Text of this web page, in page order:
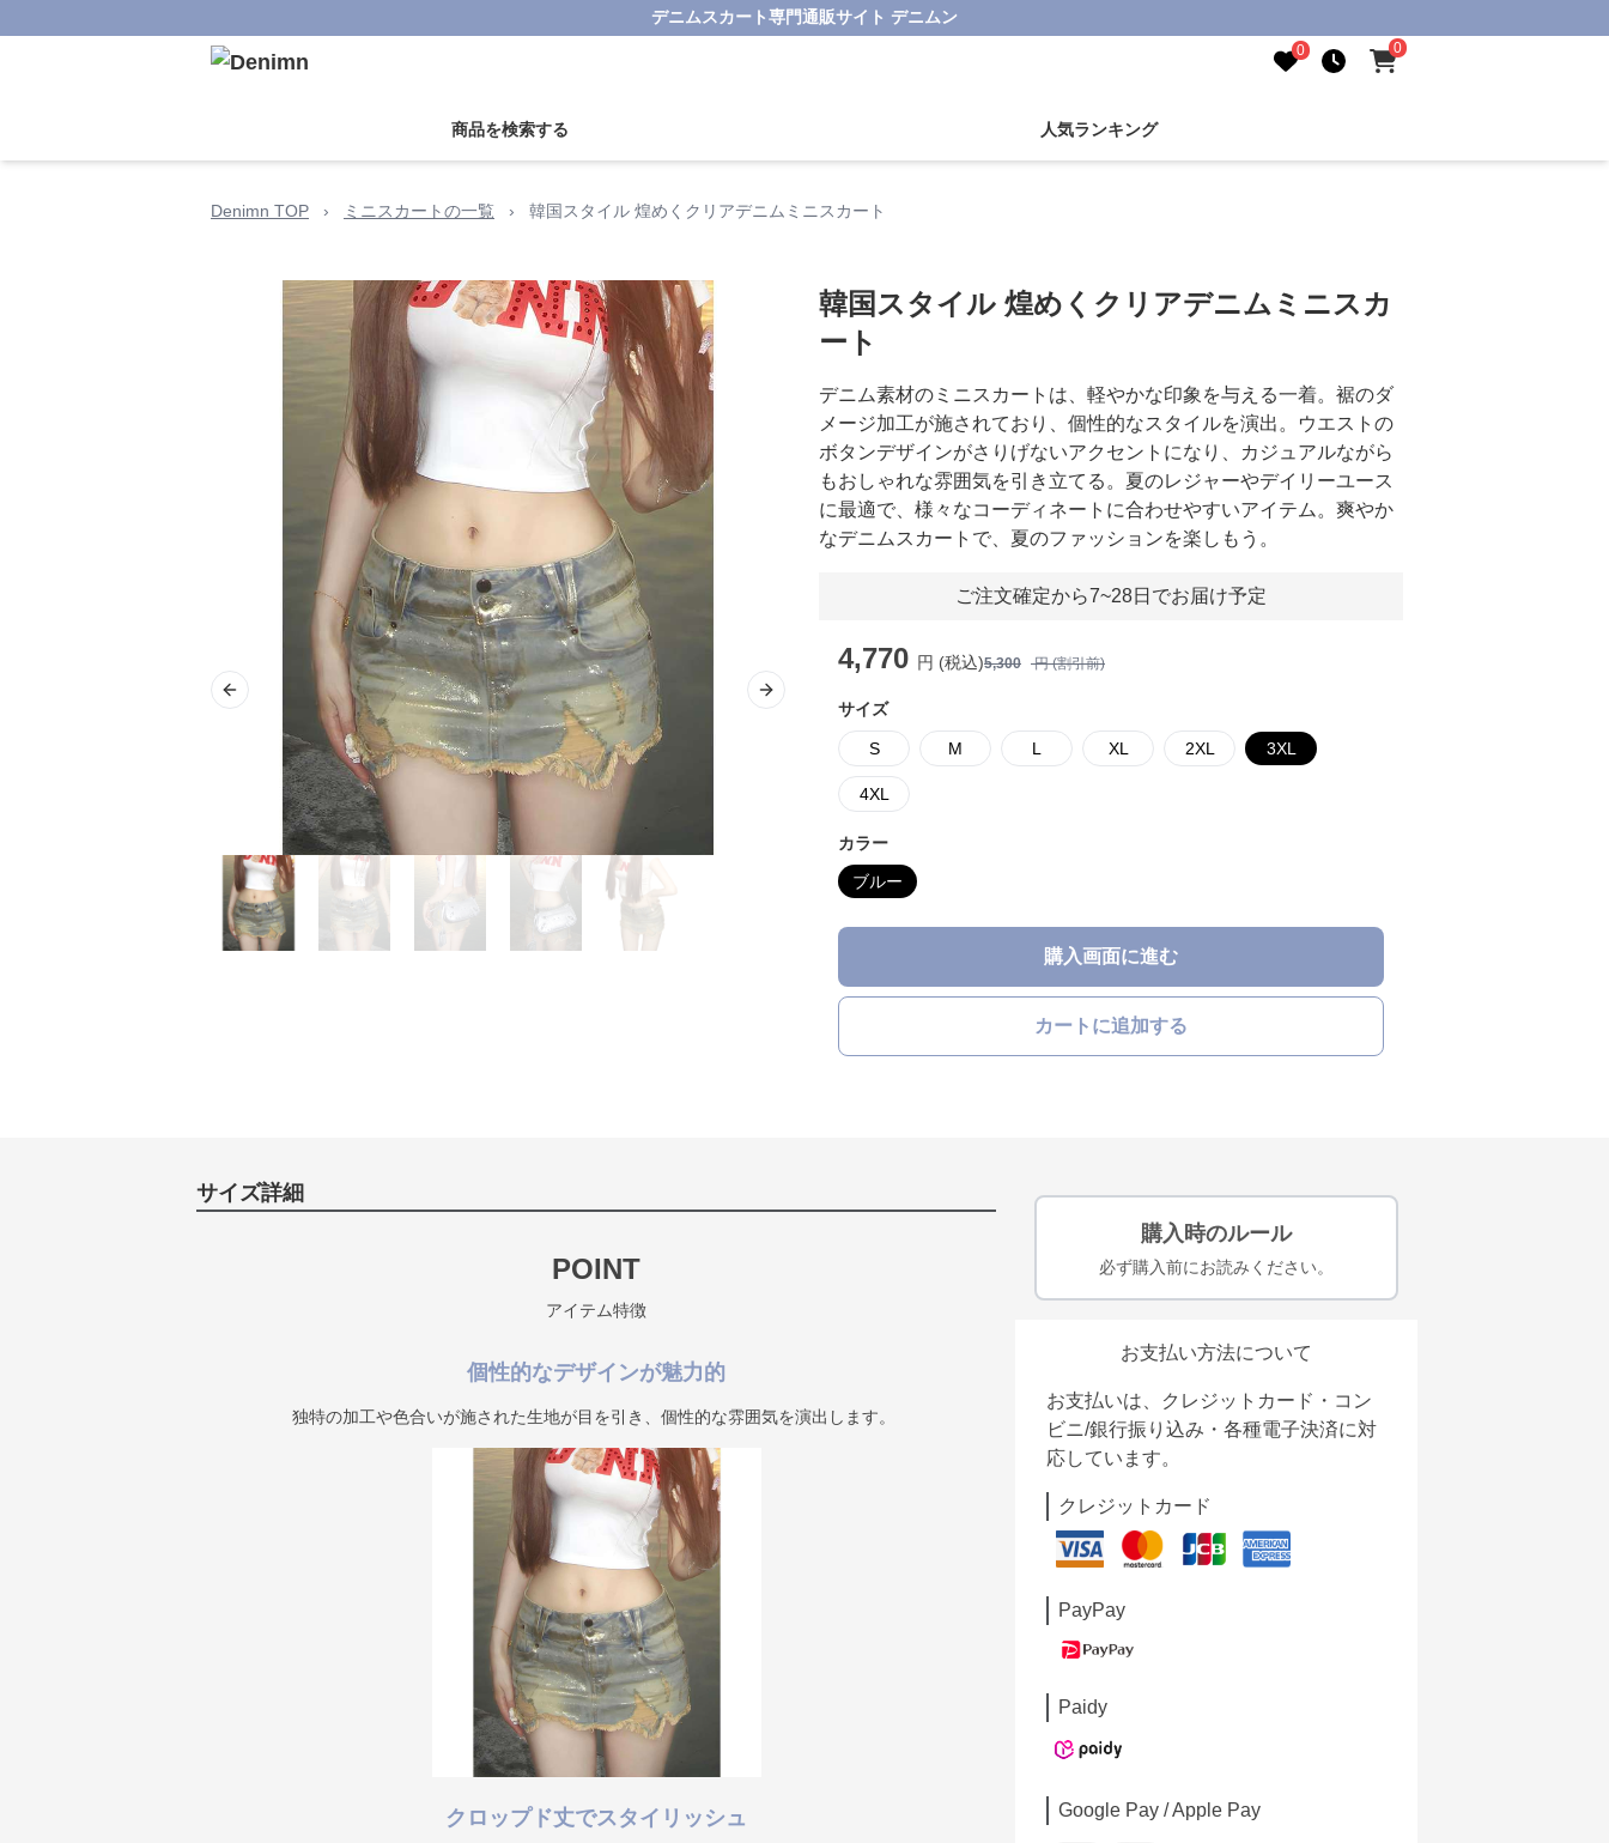
デニムスカート専門通販サイト デニムン
0 0
商品を検索する 人気ランキング
Denimn TOP › ミニスカートの一覧 › 韓国スタイル 煌めくクリアデニムミニスカート
Previous slide Next slide
韓国スタイル 煌めくクリアデニムミニスカ
ート
デニム素材のミニスカートは、軽やかな印象を与える一着。裾のダ
メージ加工が施されており、個性的なスタイルを演出。ウエストの
ボタンデザインがさりげないアクセントになり、カジュアルながら
もおしゃれな雰囲気を引き立てる。夏のレジャーやデイリーユース
に最適で、様々なコーディネートに合わせやすいアイテム。爽やか
なデニムスカートで、夏のファッションを楽しもう。
ご注文確定から7~28日でお届け予定
4,770 円 (税込)5,300 円 (割引前)
サイズ
S M L XL 2XL 3XL
4XL
カラー
ブルー
購入画面に進む
カートに追加する
サイズ詳細
POINT
アイテム特徴
個性的なデザインが魅力的
独特の加工や色合いが施された生地が目を引き、個性的な雰囲気を演出します。
クロップド丈でスタイリッシュ
購入時のルール
必ず購入前にお読みください。
お支払い方法について
お支払いは、クレジットカード・コン
ビニ/銀行振り込み・各種電子決済に対
応しています。
クレジットカード
PayPay
Paidy
Google Pay / Apple Pay